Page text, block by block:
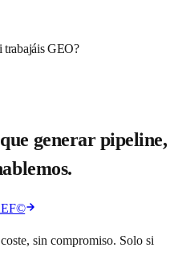
trabajáis GEO?
generar pipeline,
sin compromiso. Solo si